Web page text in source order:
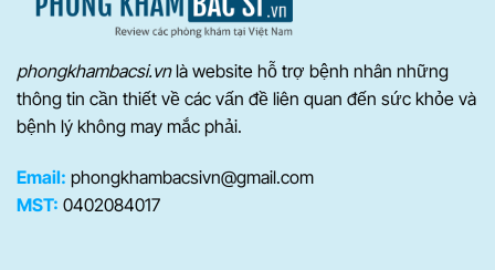
phongkhambacsi.vnlà website hỗ trợ bệnh nhân những
thông tin cần thiết về các vấn đề liên quan đến sức khỏe và
bệnh lý không may mắc phải.
Email: phongkhambacsivn@gmail.com
MST: 0402084017